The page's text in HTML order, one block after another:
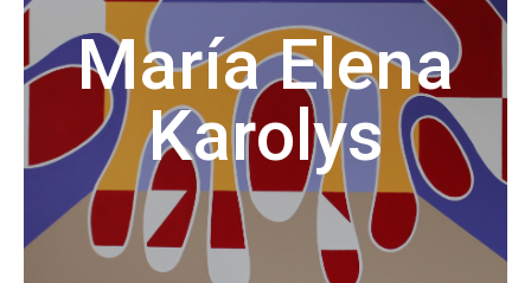
María Elena
Karolys